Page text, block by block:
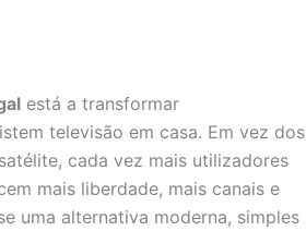
está a transformar
televisão em casa. Em vez dos
cada vez mais utilizadores
mais liberdade, mais canais e
uma alternativa moderna, simples